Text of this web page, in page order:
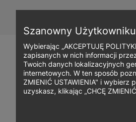
Szanowny Użytkowniku
Wybierając „AKCEPTUJĘ
zapisanych w nich informacji
Twoich danych lokalizacyjnych
internetowych. W ten sposób
ZMIENIĆ USTAWIENIA" i
uzyskasz, klikając „CHCĘ